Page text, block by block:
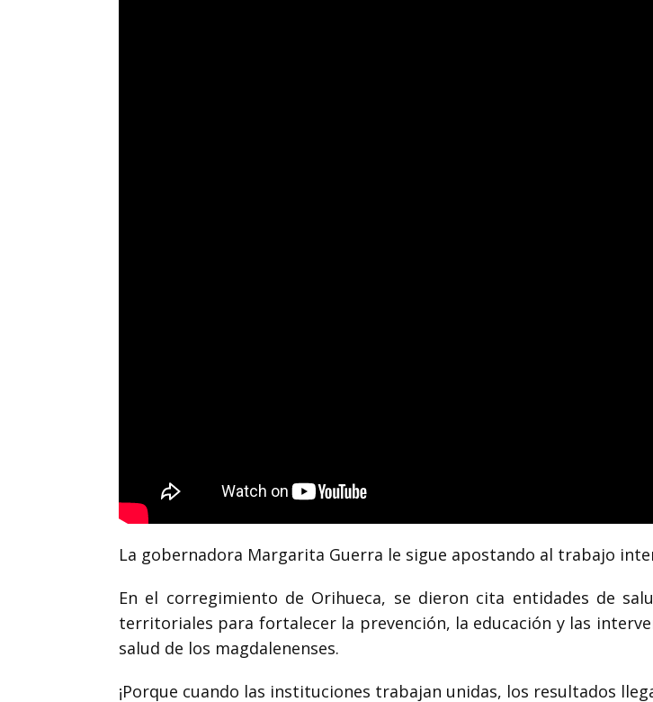
La gobernadora Margarita Guerra le sigue apostando al trabajo
En el corregimiento de Orihueca, se dieron cita entidades de
territoriales para fortalecer la prevención, la educación y las
salud de los magdalenenses.
¡Porque cuando las instituciones trabajan unidas, los resultados